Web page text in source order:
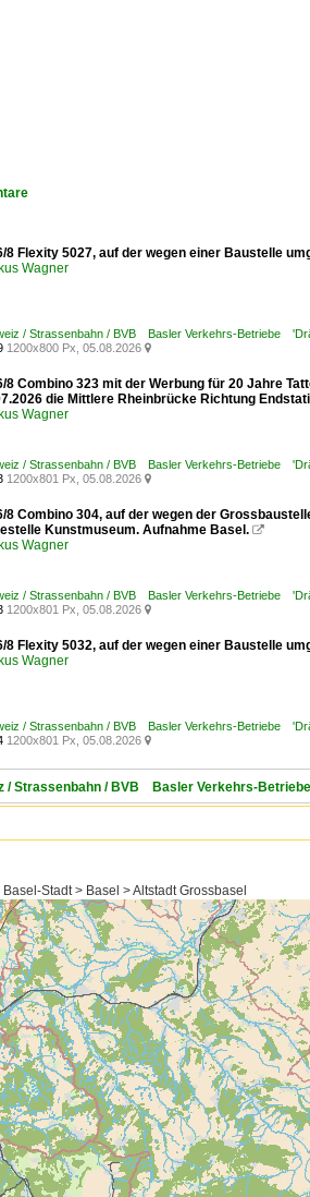
8 Flexity 5027, auf der wegen einer Baustelle
Wagner
/ Strassenbahn / BVB Basler Verkehrs-Betriebe
1200x800 Px, 05.08.2026 
8 Combino 323 mit der Werbung für 20 Jahre
die Mittlere Rheinbrücke Richtung
Wagner
/ Strassenbahn / BVB Basler Verkehrs-Betriebe
1200x801 Px, 05.08.2026 
8 Combino 304, auf der wegen der
Kunstmuseum. Aufnahme Basel. 
Wagner
/ Strassenbahn / BVB Basler Verkehrs-Betriebe
1200x801 Px, 05.08.2026 
8 Flexity 5032, auf der wegen einer Baustelle
Wagner
/ Strassenbahn / BVB Basler Verkehrs-Betriebe
1200x801 Px, 05.08.2026 
/ Strassenbahn / BVB Basler Verkehrs-
Stadt > Basel > Altstadt Grossbasel